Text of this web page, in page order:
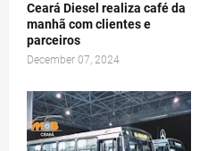
Ceará Diesel realiza café da
manhã com clientes e
parceiros
December 07, 2024